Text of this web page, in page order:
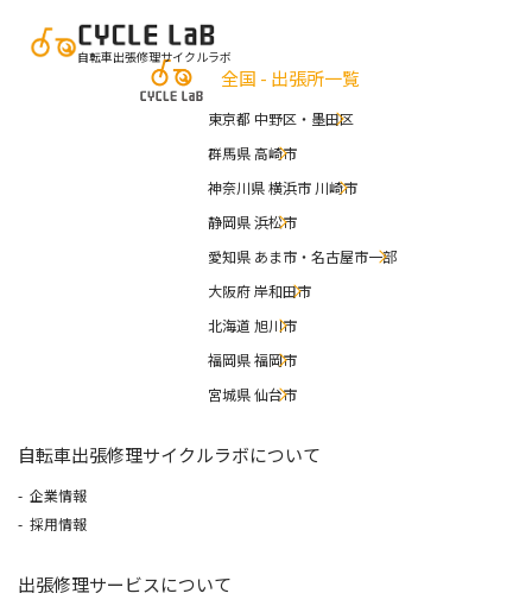
自転車出張修理サイクルラボ
全国 - 出張所一覧
東京都 中野区・墨田区
群馬県 高崎市
神奈川県 横浜市 川崎市
静岡県 浜松市
愛知県 あま市・名古屋市一部
大阪府 岸和田市
北海道 旭川市
福岡県 福岡市
宮城県 仙台市
自転車出張修理サイクルラボについて
企業情報
採用情報
出張修理サービスについて